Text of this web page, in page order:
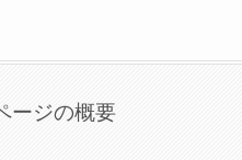
ージの概要